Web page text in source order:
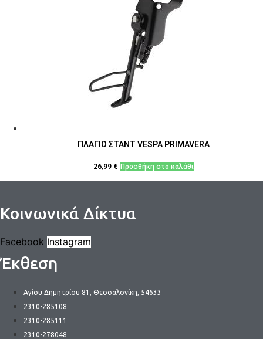
ΠΛΑΓΙΟ ΣΤΑΝΤ VESPA PRIMAVERA
26,99 € Προσθήκη στο καλάθι
Κοινωνικά Δίκτυα
Facebook Instagram
Έκθεση
Αγίου Δημητρίου 81, Θεσσαλονίκη, 54633
2310-285108
2310-285111
2310-278048